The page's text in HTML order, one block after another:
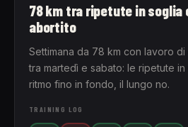
78 km tra ripetute in soglia
abortito
Settimana da 78 km con lavoro
tra martedì e sabato: le ripetute
ritmo fino in fondo, il lungo no.
TRAINING LOG